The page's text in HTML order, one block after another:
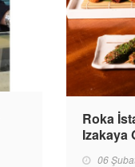
Roka
Izakaya
06